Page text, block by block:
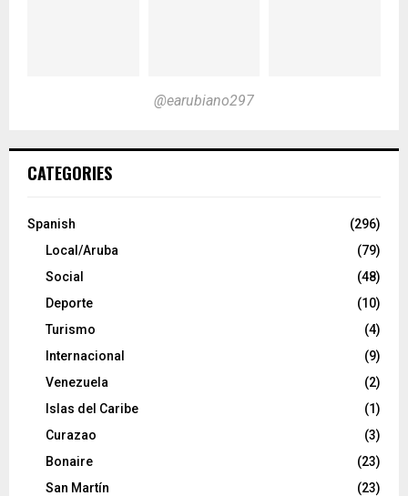
@earubiano297
CATEGORIES
Spanish
(296)
Local/Aruba
(79)
Social
(48)
Deporte
(10)
Turismo
(4)
Internacional
(9)
Venezuela
(2)
Islas del Caribe
(1)
Curazao
(3)
Bonaire
(23)
San Martín
(23)